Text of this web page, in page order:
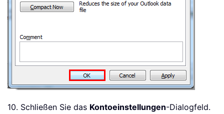
10. Schließen Sie das Kontoeinstellungen-Dialogfeld.